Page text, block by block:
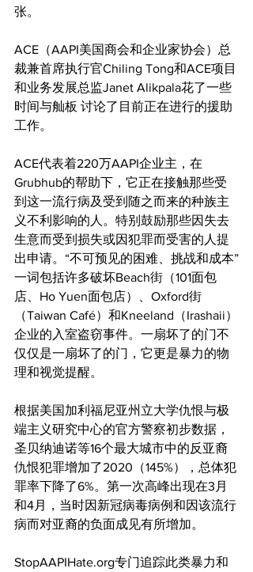
张。
ACE（AAPI美国商会和企业家协会）总
裁兼首席执行官Chiling Tong和ACE项目
和业务发展总监Janet Alikpala花了一些
时间与舢板 讨论了目前正在进行的援助
工作。
ACE代表着220万AAPI企业主，在
Grubhub的帮助下，它正在接触那些受
到这一流行病及受到随之而来的种族主
义不利影响的人。特别鼓励那些因失去
生意而受到损失或因犯罪而受害的人提
出申请。“不可预见的困难、挑战和成本”
一词包括许多破坏Beach街（101面包
店、Ho Yuen面包店）、Oxford街
（Taiwan Café）和Kneeland（Irashaii）
企业的入室盗窃事件。一扇坏了的门不
仅仅是一扇坏了的门，它更是暴力的物
理和视觉提醒。
根据美国加利福尼亚州立大学仇恨与极
端主义研究中心的官方警察初步数据，
圣贝纳迪诺等16个最大城市中的反亚裔
仇恨犯罪增加了2020（145%），总体犯
罪率下降了6%。第一次高峰出现在3月
和4月，当时因新冠病毒病例和因该流行
病而对亚裔的负面成见有所增加。
StopAAPIHate.org专门追踪此类暴力和